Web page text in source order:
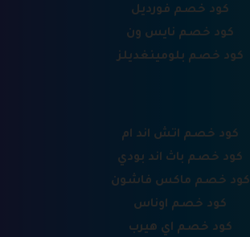
كود خصم فورديل
كود خصم نايس ون
كود خصم بلومينغديلز
كود خصم اتش اند ام
كود خصم باث اند بودي
كود خصم ماكس فاشون
كود خصم اوناس
كود خصم اي هيرب